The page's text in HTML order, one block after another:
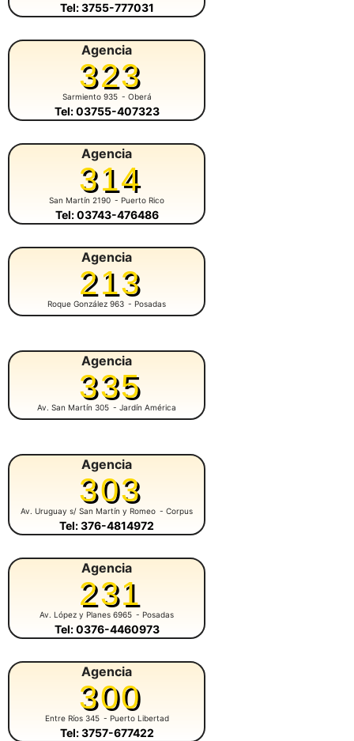
Tel: 3755-777031
Agencia
323
Sarmiento 935 - Oberá
Tel: 03755-407323
Agencia
314
San Martín 2190 - Puerto Rico
Tel: 03743-476486
Agencia
213
Roque González 963 - Posadas
Agencia
335
Av. San Martín 305 - Jardín América
Agencia
303
Av. Uruguay s/ San Martín y Romeo - Corpus
Tel: 376-4814972
Agencia
231
Av. López y Planes 6965 - Posadas
Tel: 0376-4460973
Agencia
300
Entre Ríos 345 - Puerto Libertad
Tel: 3757-677422